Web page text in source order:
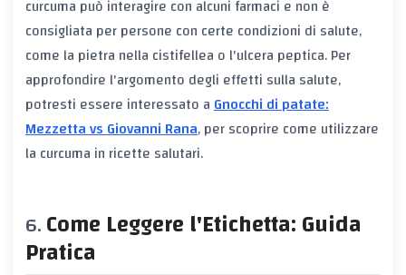
curcuma può interagire con alcuni farmaci e non è
consigliata per persone con certe condizioni di salute,
come la pietra nella cistifellea o l'ulcera peptica. Per
approfondire l'argomento degli effetti sulla salute,
potresti essere interessato aGnocchi di patate:
Mezzetta vs Giovanni Rana, per scoprire come utilizzare
la curcuma in ricette salutari.
Come Leggere l'Etichetta: Guida
Pratica